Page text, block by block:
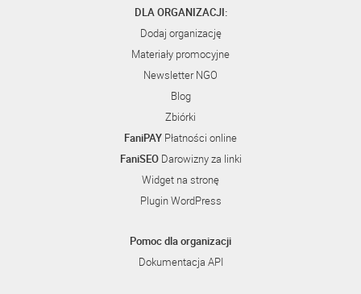
DLA ORGANIZACJI:
Dodaj organizację
Materiały promocyjne
Newsletter NGO
Blog
Zbiórki
FaniPAY Płatności online
FaniSEODarowizny za linki
Widget na stronę
Plugin WordPress
Pomoc dla organizacji
Dokumentacja API